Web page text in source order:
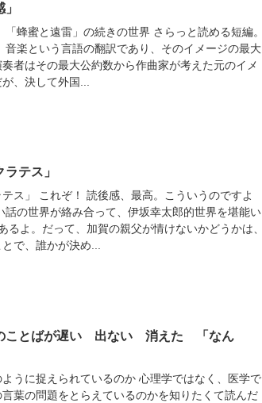
蜂蜜と遠雷」の続きの世界 さらっと読める短編。
音楽という言語の翻訳であり、そのイメージの最大
者はその最大公約数から作曲家が考えた元のイメ
、決して外国...
テス」
ス」 これぞ！ 読後感、最高。こういうのですよ
話の世界が絡み合って、伊坂幸太郎的世界を堪能い
るよ。だって、加賀の親父が情けないかどうかは、
で、誰かが決め...
ことばが遅い 出ない 消えた 「なん
うに捉えられているのか 心理学ではなく、医学で
葉の問題をとらえているのかを知りたくて読んだ